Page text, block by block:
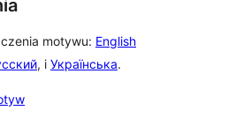
motywu: English
, i Українська.